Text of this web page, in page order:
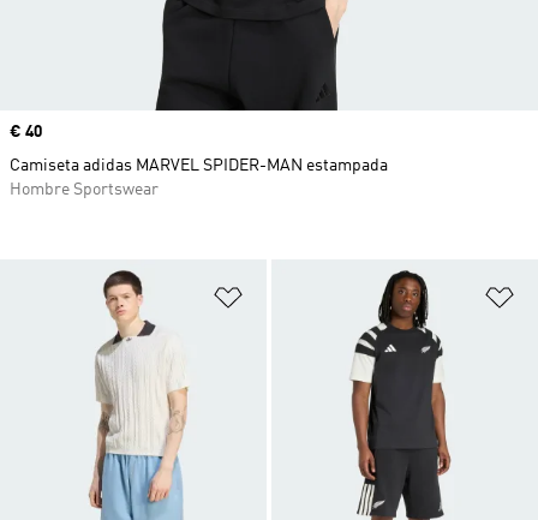
Añadir a la lista de deseos
Precio
€ 40
Camiseta adidas MARVEL SPIDER-MAN estampada
Hombre Sportswear